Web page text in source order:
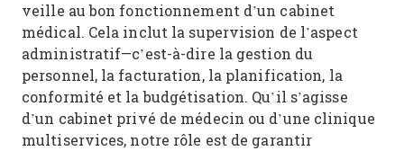
veille au bon fonctionnement d’un cabinet
médical. Cela inclut la supervision de l’aspect
administratif—c’est-à-dire la gestion du
personnel, la facturation, la planification, la
conformité et la budgétisation. Qu’il s’agisse
d’un cabinet privé de médecin ou d’une clinique
multiservices, notre rôle est de garantir